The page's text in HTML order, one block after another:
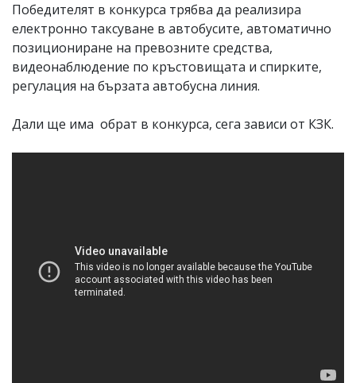
Победителят в конкурса трябва да реализира
електронно таксуване в автобусите, автоматично
позициониране на превозните средства,
видеонаблюдение по кръстовищата и спирките,
регулация на бързата автобусна линия.
Дали ще има обрат в конкурса, сега зависи от КЗК.